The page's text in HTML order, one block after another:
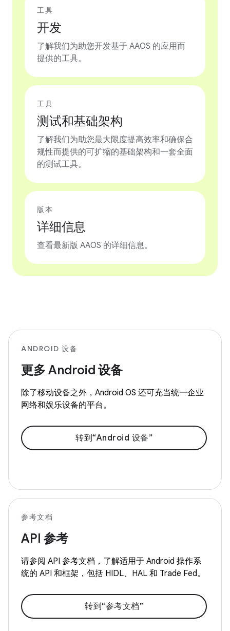
工具
开发
了解我们为助您开发基于 AAOS 的应用而
提供的工具。
工具
测试和基础架构
了解我们为助您最大限度提高效率和确保合
规性而提供的可扩缩的基础架构和一套全面
的测试工具。
版本
详细信息
查看最新版 AAOS 的详细信息。
ANDROID 设备
更多 Android 设备
除了移动设备之外，Android OS 还可充当统一企业
网络和娱乐设备的平台。
转到“Android 设备”
参考文档
API 参考
请参阅 API 参考文档，了解适用于 Android 操作系
统的 API 和框架，包括 HIDL、HAL 和 Trade Fed。
转到“参考文档”